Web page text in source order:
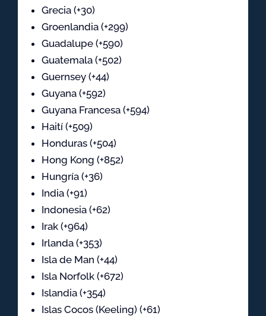
Grecia (+30)
Groenlandia (+299)
Guadalupe (+590)
Guatemala (+502)
Guernsey (+44)
Guyana (+592)
Guyana Francesa (+594)
Haití (+509)
Honduras (+504)
Hong Kong (+852)
Hungría (+36)
India (+91)
Indonesia (+62)
Irak (+964)
Irlanda (+353)
Isla de Man (+44)
Isla Norfolk (+672)
Islandia (+354)
Islas Cocos (Keeling) (+61)